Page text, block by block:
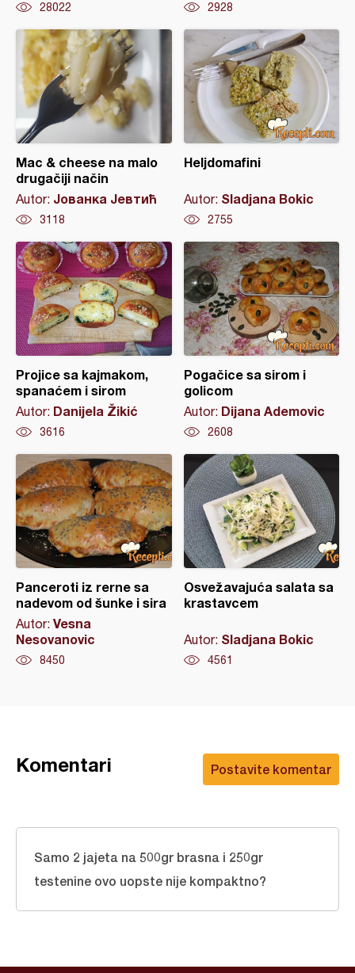
28022 2928
Mac & cheese na malo
drugačiji način
Autor: Јованка Јевтић
3118
Heljdomafini
Autor: Sladjana Bokic
2755
Projice sa kajmakom,
spanaćem i sirom
Autor: Danijela Žikić
3616
Pogačice sa sirom i
golicom
Autor: Dijana Ademovic
2608
Panceroti iz rerne sa
nadevom od šunke i sira
Autor: Vesna
Nesovanovic
8450
Osvežavajuća salata sa
krastavcem
Autor: Sladjana Bokic
4561
Postavite komentar
Komentari
Samo 2 jajeta na 500gr brasna i 250gr
testenine ovo uopste nije kompaktno?